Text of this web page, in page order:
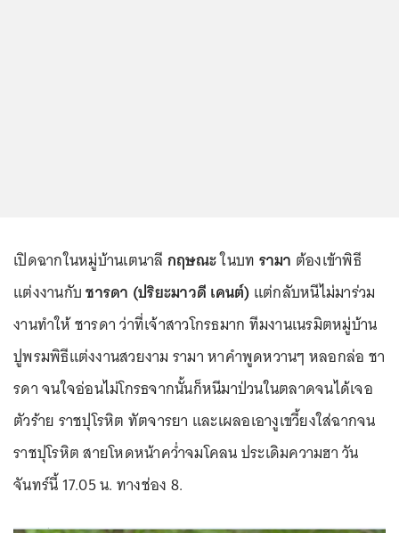
เปิดฉากในหมู่บ้านเตนาลี กฤษณะในบท รามา ต้องเข้าพิธี
แต่งงานกับชารดา (ปริยะมาวดี เคนต์) แต่กลับหนีไม่มาร่วม
งานทำให้ ชารดา ว่าที่เจ้าสาวโกรธมาก ทีมงานเนรมิตหมู่บ้าน
ปูพรมพิธีแต่งงานสวยงาม รามา หาคำพูดหวานๆ หลอกล่อ ชา
รดา จนใจอ่อนไม่โกรธจากนั้นก็หนีมาป่วนในตลาดจนได้เจอ
ตัวร้าย ราชปุโรหิต ทัตจารยา และเผลอเอางูเขวี้ยงใส่ฉากจน
ราชปุโรหิต สายโหดหน้าคว่ำจมโคลน ประเดิมความฮา วัน
จันทร์นี้ 17.05 น. ทางช่อง 8.